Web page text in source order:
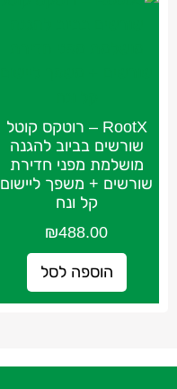
RootX – רוטקס קוטל
שורשים בביוב להגנה
מושלמת מפני חדירת
שורשים + משפך ליישום
קל ונח
₪488.00
הוספה לסל